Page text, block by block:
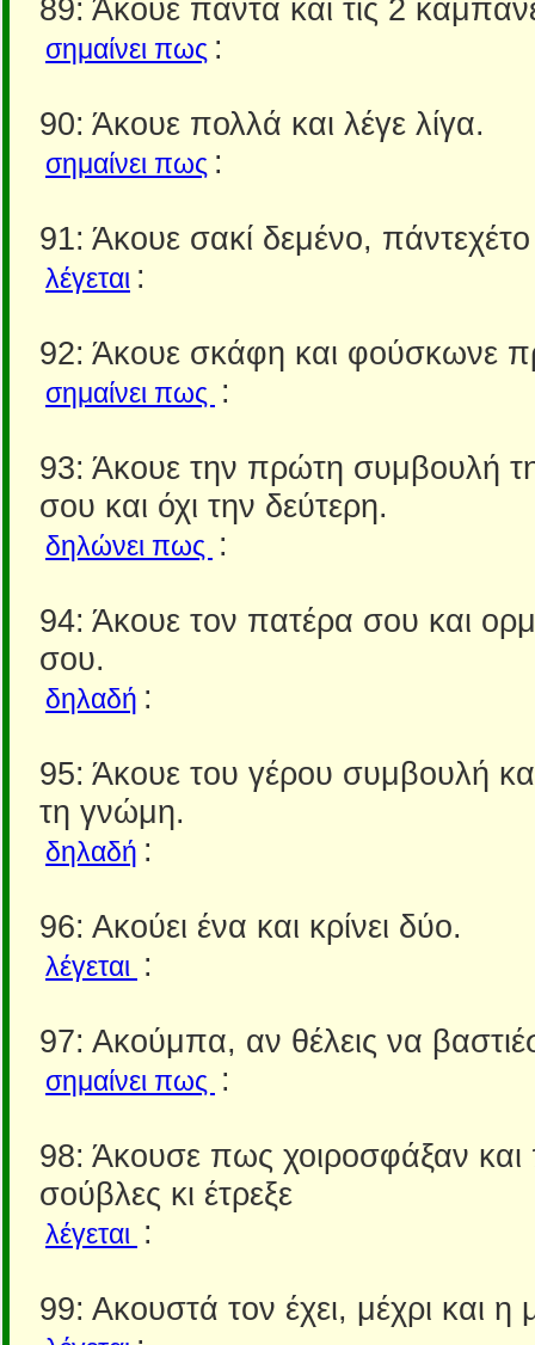
89: Άκουε πάντα και τις 2
σημαίνει πως :
90: Άκουε πολλά και λέγε λίγα.
σημαίνει πως :
91: Άκουε σακί δεμένο,
λέγεται :
92: Άκουε σκάφη και φούσκωνε
σημαίνει πως :
93: Άκουε την πρώτη συμβουλή
σου και όχι την δεύτερη.
δηλώνει πως :
94: Άκουε τον πατέρα σου και
σου.
δηλαδή :
95: Άκουε του γέρου συμβουλή
τη γνώμη.
δηλαδή :
96: Ακούει ένα και κρίνει δύο.
λέγεται :
97: Ακούμπα, αν θέλεις να
σημαίνει πως :
98: Άκουσε πως χοιροσφάξαν και
σούβλες κι έτρεξε
λέγεται :
99: Ακουστά τον έχει, μέχρι και η